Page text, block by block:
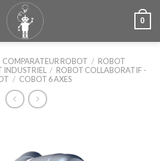
0
COMPARATEUR ROBOT / ROBOT
INDUSTRIEL / ROBOT COLLABORATIF -
/ COBOT 6 AXES